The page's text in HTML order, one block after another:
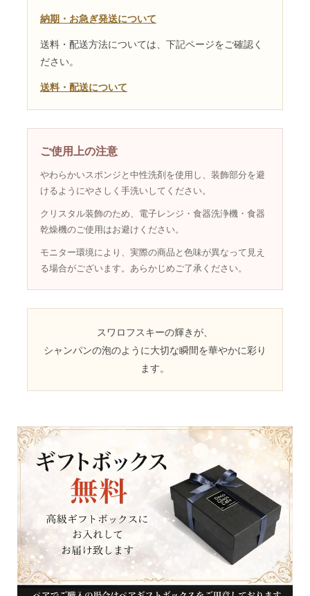
納期・お急ぎ発送について
送料・配送方法については、下記ページをご確認く
ださい。
送料・配送について
ご使用上の注意
やわらかいスポンジと中性洗剤を使用し、装飾部分を避
けるようにやさしく手洗いしてください。
クリスタル装飾のため、電子レンジ・食器洗浄機・食器
乾燥機のご使用はお避けください。
モニター環境により、実際の商品と色味が異なって見え
る場合がございます。あらかじめご了承ください。
スワロフスキーの輝きが、
シャンパンの泡のように大切な瞬間を華やかに彩り
ます。